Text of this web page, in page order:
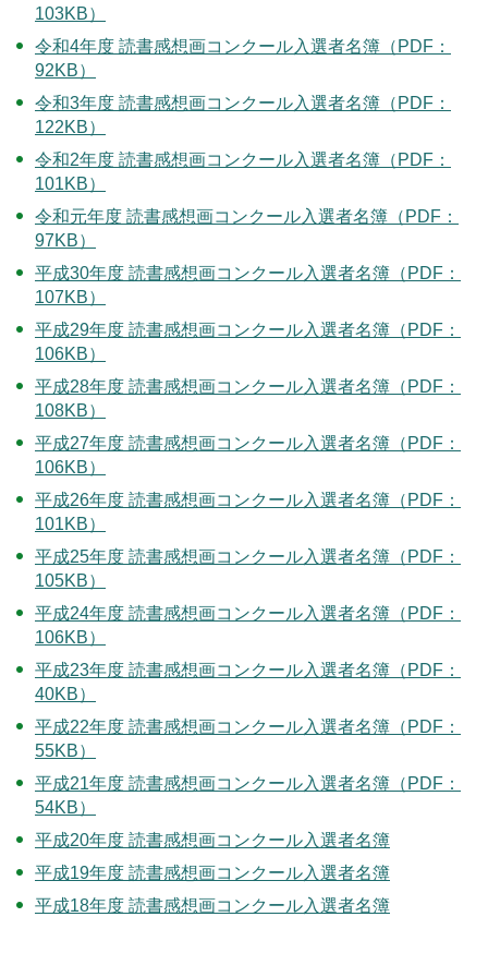
103KB）
令和4年度 読書感想画コンクール入選者名簿（PDF：
92KB）
令和3年度 読書感想画コンクール入選者名簿（PDF：
122KB）
令和2年度 読書感想画コンクール入選者名簿（PDF：
101KB）
令和元年度 読書感想画コンクール入選者名簿（PDF：
97KB）
平成30年度 読書感想画コンクール入選者名簿（PDF：
107KB）
平成29年度 読書感想画コンクール入選者名簿（PDF：
106KB）
平成28年度 読書感想画コンクール入選者名簿（PDF：
108KB）
平成27年度 読書感想画コンクール入選者名簿（PDF：
106KB）
平成26年度 読書感想画コンクール入選者名簿（PDF：
101KB）
平成25年度 読書感想画コンクール入選者名簿（PDF：
105KB）
平成24年度 読書感想画コンクール入選者名簿（PDF：
106KB）
平成23年度 読書感想画コンクール入選者名簿（PDF：
40KB）
平成22年度 読書感想画コンクール入選者名簿（PDF：
55KB）
平成21年度 読書感想画コンクール入選者名簿（PDF：
54KB）
平成20年度 読書感想画コンクール入選者名簿
平成19年度 読書感想画コンクール入選者名簿
平成18年度 読書感想画コンクール入選者名簿